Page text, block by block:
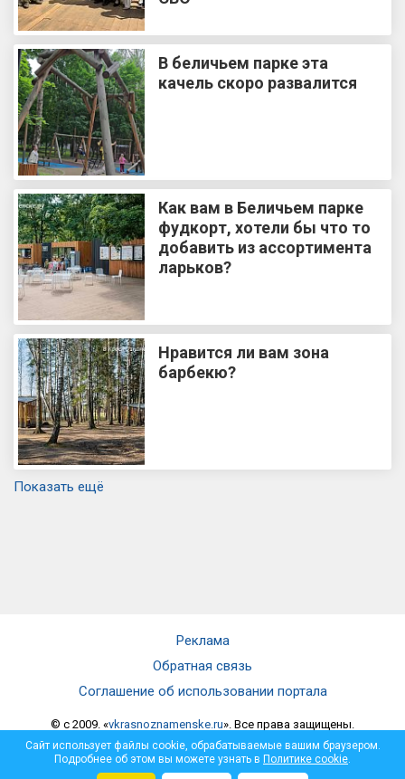
В беличьем парке эта
качель скоро развалится
Как вам в Беличьем парке
фудкорт, хотели бы что то
добавить из ассортимента
ларьков?
Нравится ли вам зона
барбекю?
Показать ещё
Реклама
Обратная связь
Соглашение об использовании портала
© c 2009. «vkrasnoznamenske.ru». Все права защищены.
Мнение администрации не всегда совпадает с мнением автора.
Администрация не несет ответственности за достоверность
опубликованной информации и за отзывы, оставленные
Сайт использует файлы cookie, обрабатываемые вашим браузером.
Подробнее об этом вы можете узнать в Политике cookie.